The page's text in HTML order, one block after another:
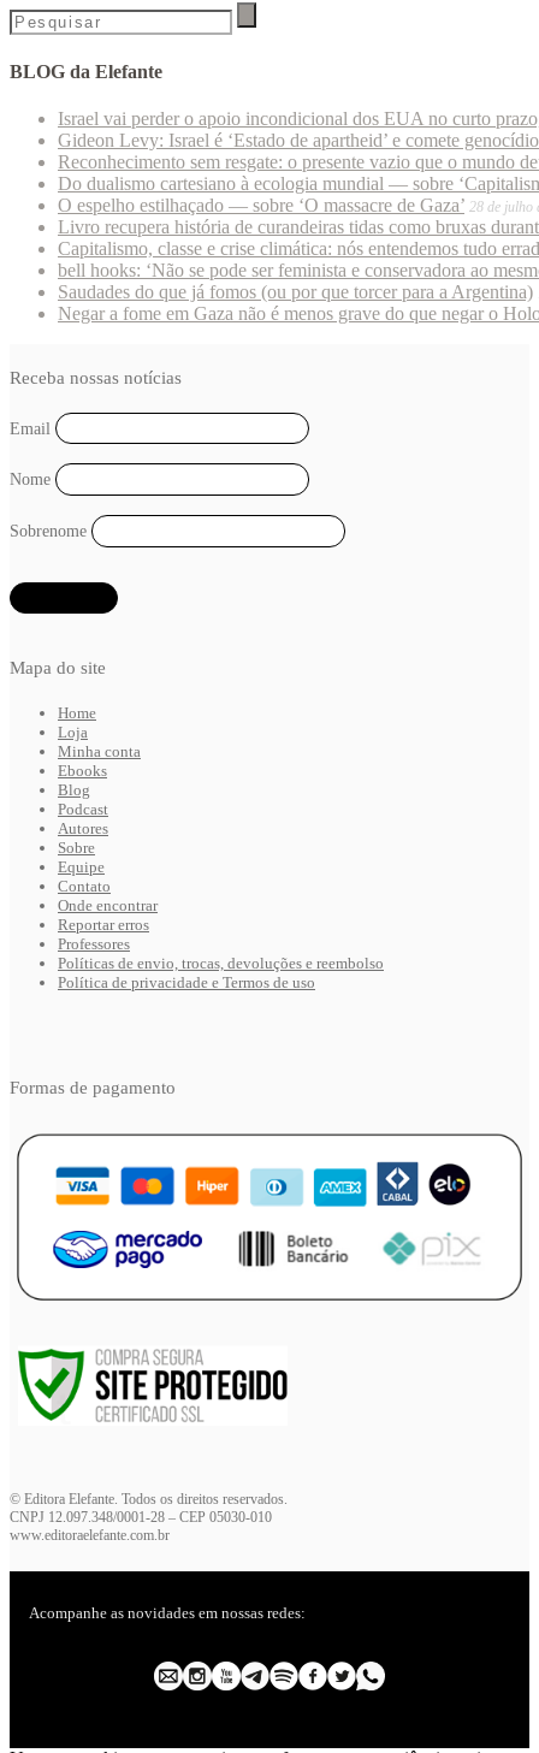
BLOG da Elefante
Israel vai perder o apoio incondicional dos EUA no curto
Gideon Levy: Israel é ‘Estado de apartheid’ e comete
Reconhecimento sem resgate: o presente vazio que o mundo
Do dualismo cartesiano à ecologia mundial — sobre
O espelho estilhaçado — sobre ‘O massacre de Gaza’ 28 de julho
Livro recupera história de curandeiras tidas como bruxas
Capitalismo, classe e crise climática: nós entendemos tudo
bell hooks: ‘Não se pode ser feminista e conservadora ao
Saudades do que já fomos (ou por que torcer para a Argentina)
Negar a fome em Gaza não é menos grave do que negar o
Mapa do site
Home
Loja
Minha conta
Ebooks
Blog
Podcast
Autores
Sobre
Equipe
Contato
Onde encontrar
Reportar erros
Professores
Políticas de envio, trocas, devoluções e reembolso
Política de privacidade e Termos de uso
Receba nossas notícias
Email
Nome
Sobrenome
Formas de pagamento
© Editora Elefante. Todos os direitos reservados.
CNPJ 12.097.348/0001-28 – CEP 05030-010
www.editoraelefante.com.br
Acompanhe as novidades em nossas redes: